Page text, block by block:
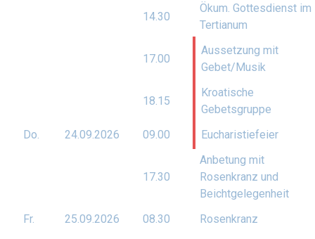
14.30
Ökum. Gottesdienst im
Tertianum
17.00
Aussetzung mit
Gebet/Musik
18.15
Kroatische
Gebetsgruppe
Do.
24.09.2026 09.00 Eucharistiefeier
17.30
Anbetung mit
Rosenkranz und
Beichtgelegenheit
Fr.
25.09.2026 08.30
Rosenkranz